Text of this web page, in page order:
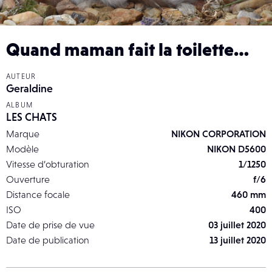
Quand maman fait la toilette…
AUTEUR
Geraldine
ALBUM
LES CHATS
Marque
NIKON CORPORATION
Modèle
NIKON D5600
Vitesse d’obturation
1/1250
Ouverture
f/6
Distance focale
460 mm
ISO
400
Date de prise de vue
03 juillet 2020
Date de publication
13 juillet 2020